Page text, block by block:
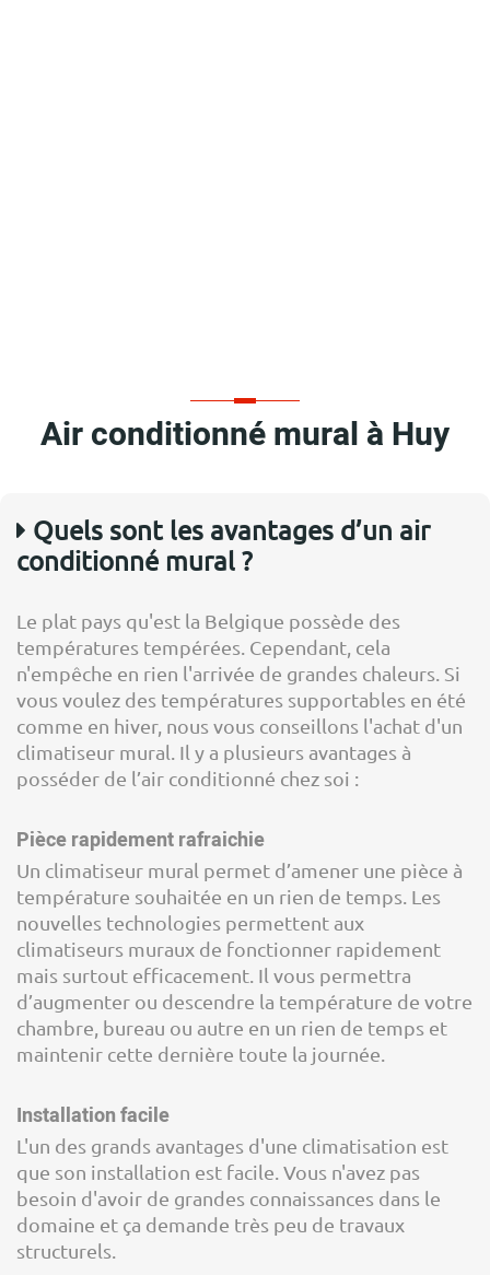
Air conditionné mural à Huy
Quels sont les avantages d’un air
conditionné mural ?
Le plat pays qu'est la Belgique possède des
températures tempérées. Cependant, cela
n'empêche en rien l'arrivée de grandes chaleurs. Si
vous voulez des températures supportables en été
comme en hiver, nous vous conseillons l'achat d'un
climatiseur mural. Il y a plusieurs avantages à
posséder de l’air conditionné chez soi :
Pièce rapidement rafraichie
Un climatiseur mural permet d’amener une pièce à
température souhaitée en un rien de temps. Les
nouvelles technologies permettent aux
climatiseurs muraux de fonctionner rapidement
mais surtout efficacement. Il vous permettra
d’augmenter ou descendre la température de votre
chambre, bureau ou autre en un rien de temps et
maintenir cette dernière toute la journée.
Installation facile
L'un des grands avantages d'une climatisation est
que son installation est facile. Vous n'avez pas
besoin d'avoir de grandes connaissances dans le
domaine et ça demande très peu de travaux
structurels.